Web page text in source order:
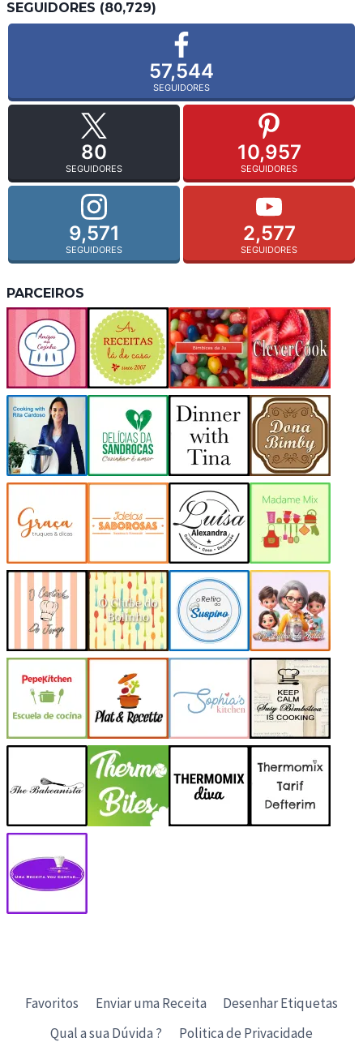
SEGUIDORES (80,729)
57,544
SEGUIDORES
80
SEGUIDORES
10,957
SEGUIDORES
9,571
SEGUIDORES
2,577
SEGUIDORES
PARCEIROS
Favoritos Enviar uma Receita
Desenhar Etiquetas
Qual a sua Dúvida ?
Politica de Privacidade